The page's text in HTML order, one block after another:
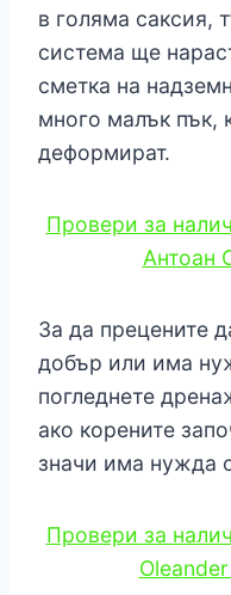
в голяма саксия,
система ще
сметка на
много малък пък,
деформират.
Провери за
Антоан
За да прецените
добър или има
погледнете
ако корените
значи има нужда
Провери за